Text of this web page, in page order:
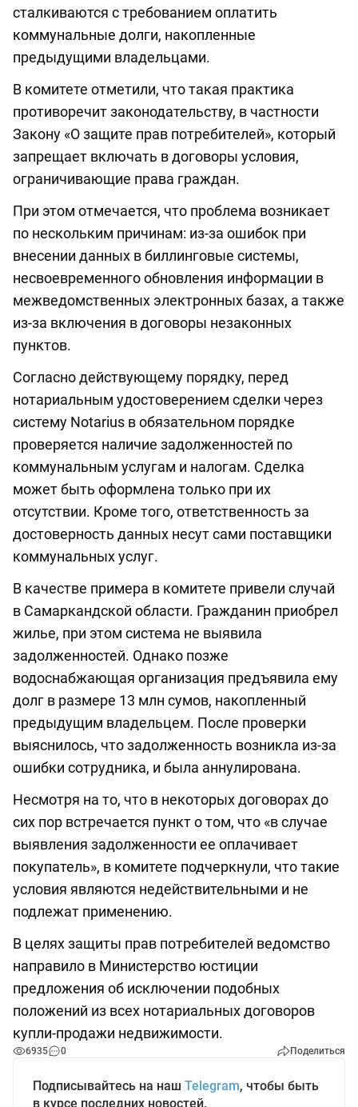
сталкиваются с требованием оплатить
коммунальные долги, накопленные
предыдущими владельцами.
В комитете отметили, что такая практика
противоречит законодательству, в частности
Закону «О защите прав потребителей», который
запрещает включать в договоры условия,
ограничивающие права граждан.
При этом отмечается, что проблема возникает
по нескольким причинам: из-за ошибок при
внесении данных в биллинговые системы,
несвоевременного обновления информации в
межведомственных электронных базах, а также
из-за включения в договоры незаконных
пунктов.
Согласно действующему порядку, перед
нотариальным удостоверением сделки через
систему Notarius в обязательном порядке
проверяется наличие задолженностей по
коммунальным услугам и налогам. Сделка
может быть оформлена только при их
отсутствии. Кроме того, ответственность за
достоверность данных несут сами поставщики
коммунальных услуг.
В качестве примера в комитете привели случай
в Самаркандской области. Гражданин приобрел
жилье, при этом система не выявила
задолженностей. Однако позже
водоснабжающая организация предъявила ему
долг в размере 13 млн сумов, накопленный
предыдущим владельцем. После проверки
выяснилось, что задолженность возникла из-за
ошибки сотрудника, и была аннулирована.
Несмотря на то, что в некоторых договорах до
сих пор встречается пункт о том, что «в случае
выявления задолженности ее оплачивает
покупатель», в комитете подчеркнули, что такие
условия являются недействительными и не
подлежат применению.
В целях защиты прав потребителей ведомство
направило в Министерство юстиции
предложения об исключении подобных
положений из всех нотариальных договоров
купли-продажи недвижимости.
6935 0 Поделиться
Подписывайтесь на наш Telegram, чтобы быть
в курсе последних новостей.